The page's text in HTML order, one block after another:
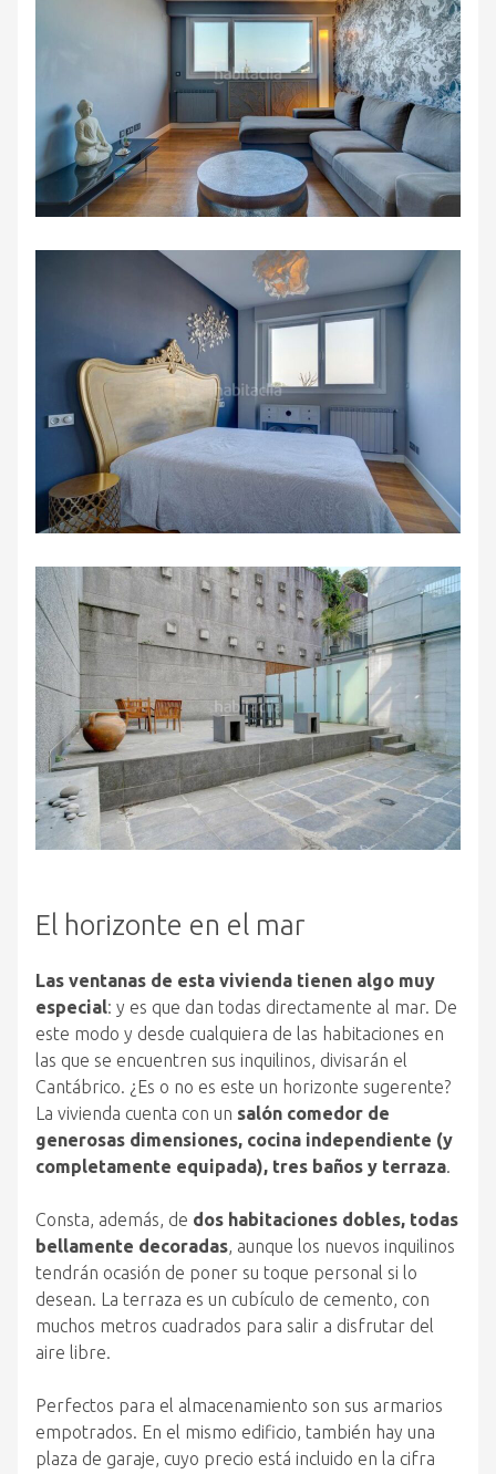
El horizonte en el mar
Las ventanas de esta vivienda tienen algo muy
especial: y es que dan todas directamente al mar. De
este modo y desde cualquiera de las habitaciones en
las que se encuentren sus inquilinos, divisarán el
Cantábrico. ¿Es o no es este un horizonte sugerente?
La vivienda cuenta con un salón comedor de
generosas dimensiones, cocina independiente (y
completamente equipada), tres baños y terraza.
Consta, además, de dos habitaciones dobles, todas
bellamente decoradas, aunque los nuevos inquilinos
tendrán ocasión de poner su toque personal si lo
desean. La terraza es un cubículo de cemento, con
muchos metros cuadrados para salir a disfrutar del
aire libre.
Perfectos para el almacenamiento son sus armarios
empotrados. En el mismo edificio, también hay una
plaza de garaje, cuyo precio está incluido en la cifra